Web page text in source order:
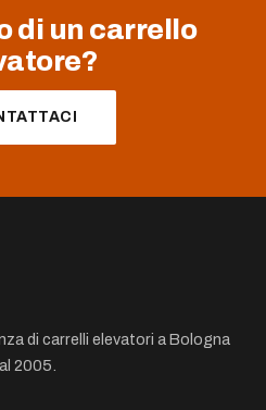
di un carrello
di carrelli elevatori a Bologna
2005.